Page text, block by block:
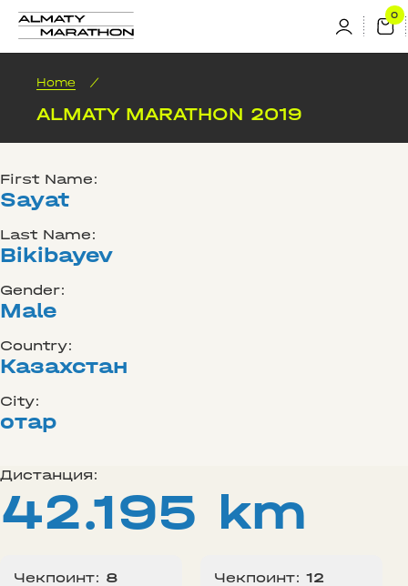
Home /
ALMATY MARATHON 2019
First Name:
Sayat
Last Name:
Bikibayev
Gender:
Male
Country:
Казахстан
City:
отар
Дистанция:
42.195 km
Чекпоинт: 8 Чекпоинт: 12